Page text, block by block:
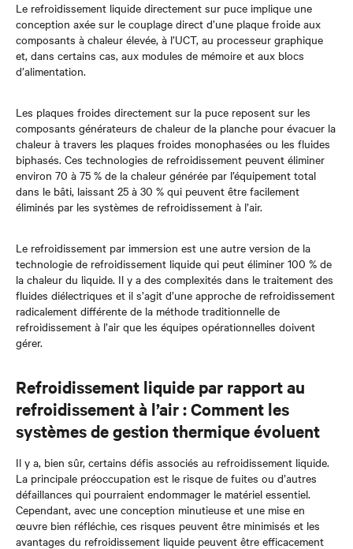
Le refroidissement liquide directement sur puce implique une
conception axée sur le couplage direct d’une plaque froide aux
composants à chaleur élevée, à l’UCT, au processeur graphique
et, dans certains cas, aux modules de mémoire et aux blocs
d’alimentation.
Les plaques froides directement sur la puce reposent sur les
composants générateurs de chaleur de la planche pour évacuer la
chaleur à travers les plaques froides monophasées ou les fluides
biphasés. Ces technologies de refroidissement peuvent éliminer
environ 70 à 75 % de la chaleur générée par l’équipement total
dans le bâti, laissant 25 à 30 % qui peuvent être facilement
éliminés par les systèmes de refroidissement à l’air.
Le refroidissement par immersion est une autre version de la
technologie de refroidissement liquide qui peut éliminer 100 % de
la chaleur du liquide. Il y a des complexités dans le traitement des
fluides diélectriques et il s’agit d’une approche de refroidissement
radicalement différente de la méthode traditionnelle de
refroidissement à l’air que les équipes opérationnelles doivent
gérer.
Refroidissement liquide par rapport au
refroidissement à l’air : Comment les
systèmes de gestion thermique évoluent
Il y a, bien sûr, certains défis associés au refroidissement liquide.
La principale préoccupation est le risque de fuites ou d’autres
défaillances qui pourraient endommager le matériel essentiel.
Cependant, avec une conception minutieuse et une mise en
œuvre bien réfléchie, ces risques peuvent être minimisés et les
avantages du refroidissement liquide peuvent être efficacement